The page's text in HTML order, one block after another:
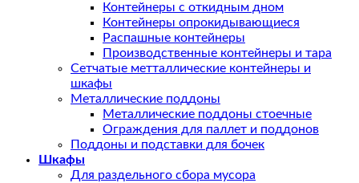
Контейнеры с откидным дном
Контейнеры опрокидывающиеся
Распашные контейнеры
Производственные контейнеры и тара
Сетчатые метталлические контейнеры и
шкафы
Металлические поддоны
Металлические поддоны стоечные
Ограждения для паллет и поддонов
Поддоны и подставки для бочек
Шкафы
Для раздельного сбора мусора